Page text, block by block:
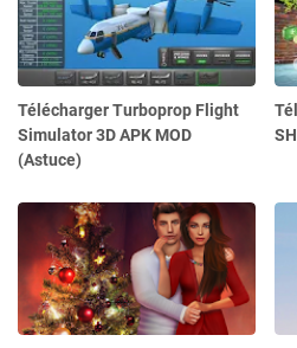
Télécharger Turboprop Flight
Simulator 3D APK MOD
(Astuce)